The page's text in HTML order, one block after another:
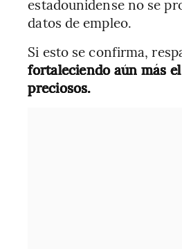
estadounidense no se
datos de empleo.
Si esto se confirma,
fortaleciendo aún más
preciosos.